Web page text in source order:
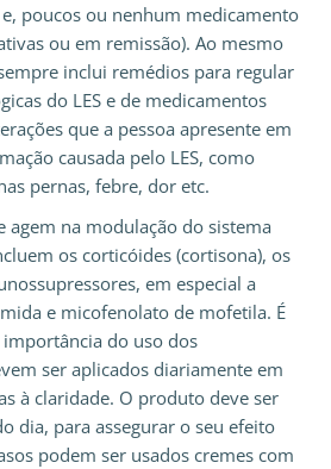
poucos ou nenhum medicamento
ou em remissão). Ao mesmo
inclui remédios para regular
do LES e de medicamentos
que a pessoa apresente em
causada pelo LES, como
pernas, febre, dor etc.
agem na modulação do sistema
os corticóides (cortisona), os
em especial a
e micofenolato de mofetila. É
do uso dos
ser aplicados diariamente em
à claridade. O produto deve ser
dia, para assegurar o seu efeito
podem ser usados cremes com